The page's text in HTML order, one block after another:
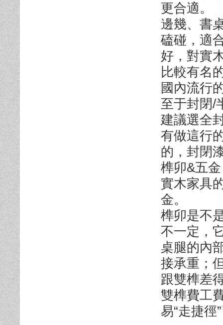
更合適。
邊幾、書
磕碰，適
好，對實
比較有名
國內流行
至于封閉/
建議選全
有做這行
的，封閉
榫卯&五金
實木家具
金。
榫卯是不
不一定，
桌腿的內
接承重；
跟雙榫差
雙榫費工
易“走捷徑